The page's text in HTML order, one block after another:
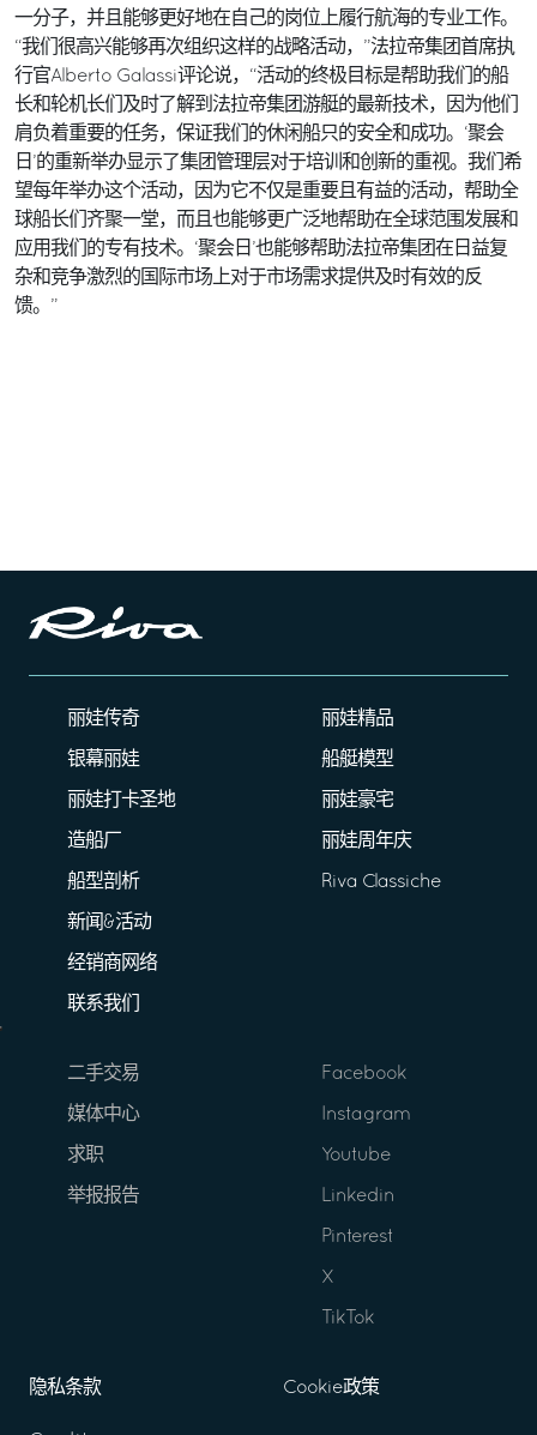
一分子，并且能够更好地在自己的岗位上履行航海的专业工作。
“我们很高兴能够再次组织这样的战略活动，”法拉帝集团首席执
行官Alberto Galassi评论说，“活动的终极目标是帮助我们的船
长和轮机长们及时了解到法拉帝集团游艇的最新技术，因为他们
肩负着重要的任务，保证我们的休闲船只的安全和成功。‘聚会
日’的重新举办显示了集团管理层对于培训和创新的重视。我们希
望每年举办这个活动，因为它不仅是重要且有益的活动，帮助全
球船长们齐聚一堂，而且也能够更广泛地帮助在全球范围发展和
应用我们的专有技术。‘聚会日’也能够帮助法拉帝集团在日益复
杂和竞争激烈的国际市场上对于市场需求提供及时有效的反
馈。”
丽娃传奇
银幕丽娃
丽娃打卡圣地
造船厂
船型剖析
新闻&活动
经销商网络
联系我们
丽娃精品
船艇模型
丽娃豪宅
丽娃周年庆
Riva Classiche
二手交易
媒体中心
求职
举报报告
Facebook
Instagram
Youtube
Linkedin
Pinterest
X
TikTok
隐私条款 Cookie政策